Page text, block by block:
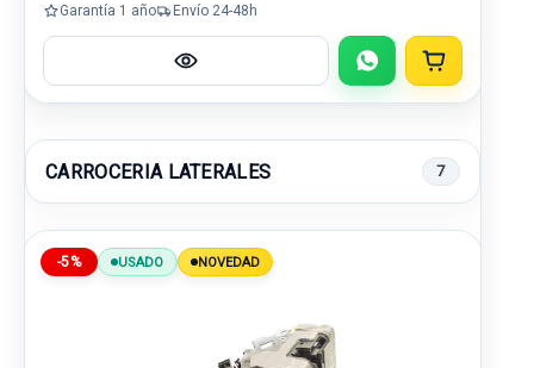
Garantía 1 año Envío 24-48h
CARROCERIA LATERALES 7
-5% USADO NOVEDAD